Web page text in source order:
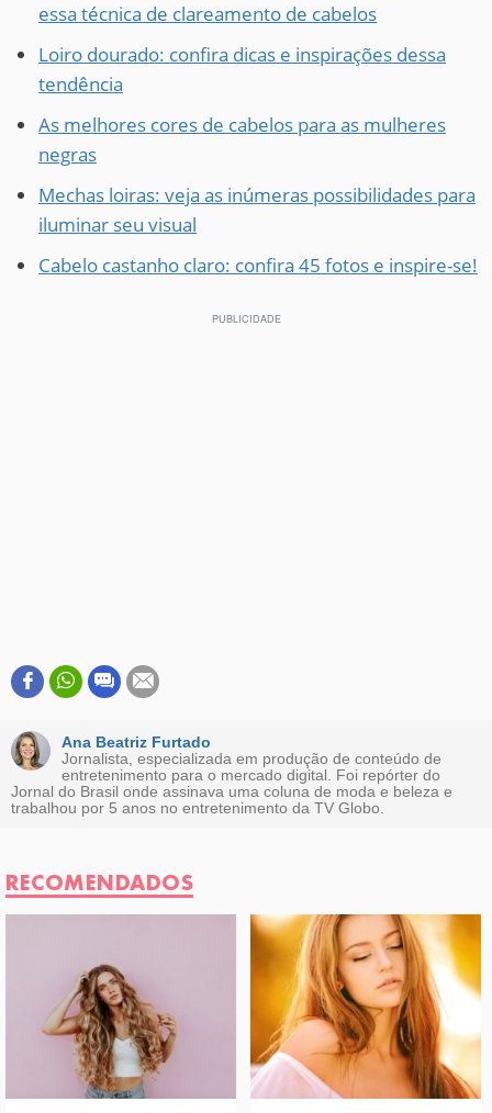
essa técnica de clareamento de cabelos
Loiro dourado: confira dicas e inspirações dessa
tendência
As melhores cores de cabelos para as mulheres
negras
Mechas loiras: veja as inúmeras possibilidades para
iluminar seu visual
Cabelo castanho claro: confira 45 fotos e inspire-se!
Ana Beatriz Furtado
Jornalista, especializada em produção de conteúdo de
entretenimento para o mercado digital. Foi repórter do
Jornal do Brasil onde assinava uma coluna de moda e beleza e
trabalhou por 5 anos no entretenimento da TV Globo.
RECOMENDADOS